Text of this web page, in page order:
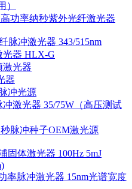
）
功率纳秒紫外光纤激光器
脉冲激光器 343/515nm
光器 HLX-G
激光器
器
冲光源
冲激光器 35/75W（高压测试
秒脉冲种子OEM激光源
固体激光器 100Hz 5mJ
率脉冲激光器 15nm光谱宽度